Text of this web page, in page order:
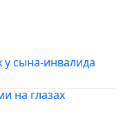
у сына-инвалида
на глазах